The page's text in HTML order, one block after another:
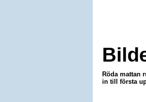
Röda mattan
in till första